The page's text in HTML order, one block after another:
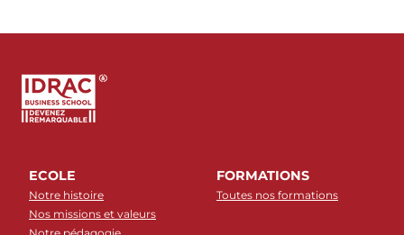
ECOLE
Notre histoire
Nos missions et valeurs
FORMATIONS
Toutes nos formations